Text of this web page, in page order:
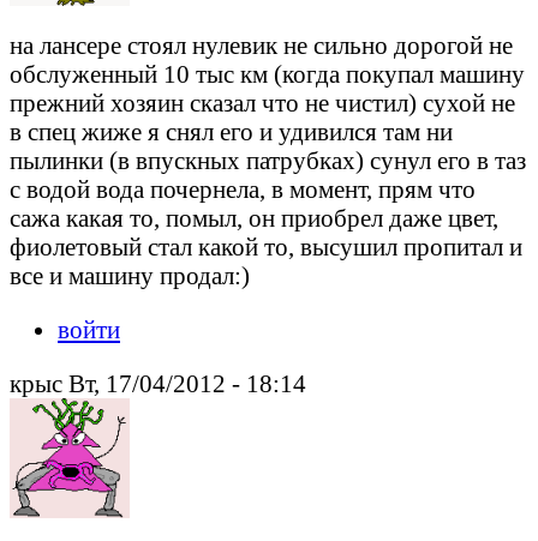
на лансере стоял нулевик не сильно дорогой не
обслуженный 10 тыс км (когда покупал машину
прежний хозяин сказал что не чистил) сухой не
в спец жиже я снял его и удивился там ни
пылинки (в впускных патрубках) сунул его в таз
с водой вода почернела, в момент, прям что
сажа какая то, помыл, он приобрел даже цвет,
фиолетовый стал какой то, высушил пропитал и
все и машину продал:)
войти
крыс Вт, 17/04/2012 - 18:14